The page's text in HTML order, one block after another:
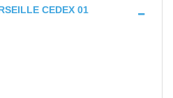
CEDEX 01